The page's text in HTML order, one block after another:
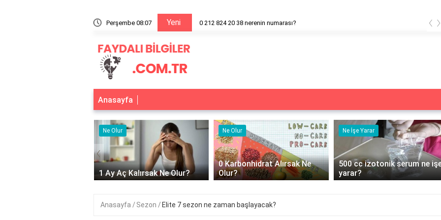
Perşembe 08:07 Yeni
0 212 824 20 38 nerenin numarası? ‹ ›
Anasayfa
Ne Olur
1 Ay Aç Kalırsak Ne Olur?
Ne Olur
0 Karbonhidrat Alırsak Ne
Olur?
Ne İşe Yarar
500 cc izotonik serum ne
yarar?
‹
Anasayfa Sezon Elite 7 sezon ne zaman başlayacak?